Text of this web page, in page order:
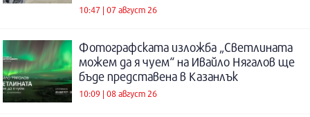
10:47 | 07 август 26
Фотографската изложба „Светлината
можем да я чуем“ на Ивайло Нягалов ще
бъде представена в Казанлък
10:09 | 08 август 26